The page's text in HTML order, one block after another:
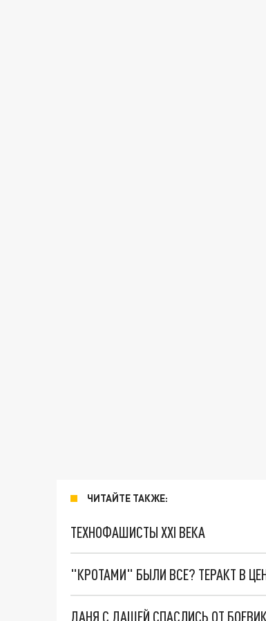
ЧИТАЙТЕ ТАКЖЕ:
ТЕХНОФАШИСТЫ XXI ВЕКА
"КРОТАМИ" БЫЛИ ВСЕ? ТЕРАКТ В
ДАНЯ С ДАШЕЙ СПАСЛИСЬ ОТ